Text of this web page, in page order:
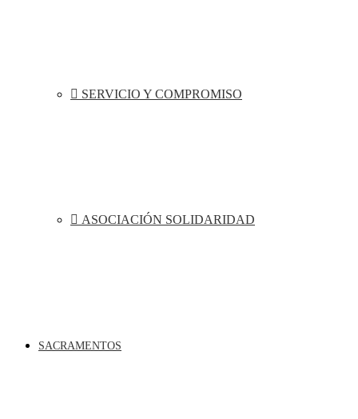
SERVICIO Y COMPROMISO
ASOCIACIÓN SOLIDARIDAD
SACRAMENTOS